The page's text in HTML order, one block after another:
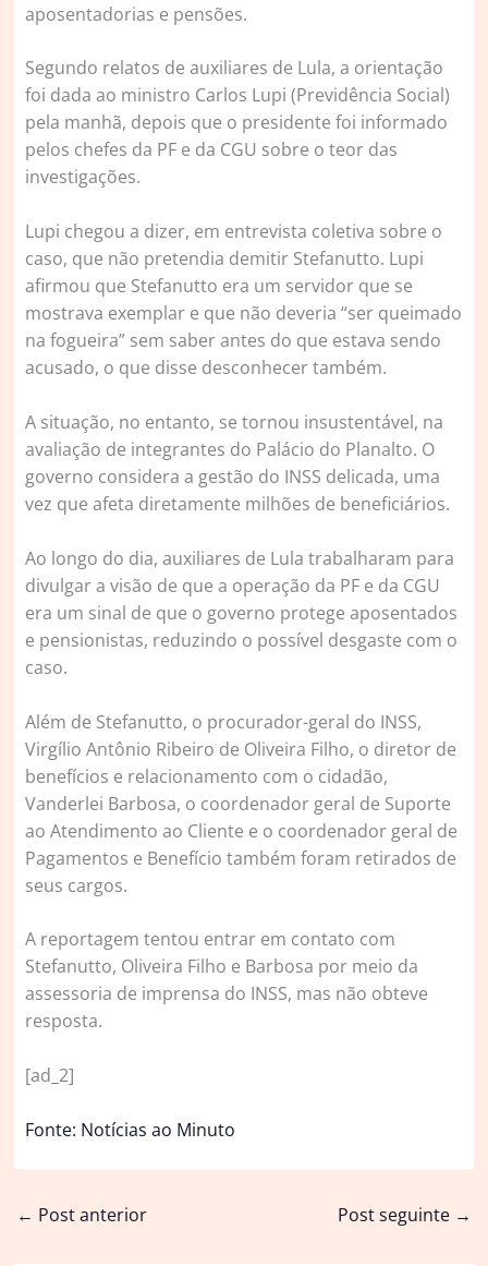
aposentadorias e pensões.
Segundo relatos de auxiliares de Lula, a orientação
foi dada ao ministro Carlos Lupi (Previdência Social)
pela manhã, depois que o presidente foi informado
pelos chefes da PF e da CGU sobre o teor das
investigações.
Lupi chegou a dizer, em entrevista coletiva sobre o
caso, que não pretendia demitir Stefanutto. Lupi
afirmou que Stefanutto era um servidor que se
mostrava exemplar e que não deveria “ser queimado
na fogueira” sem saber antes do que estava sendo
acusado, o que disse desconhecer também.
A situação, no entanto, se tornou insustentável, na
avaliação de integrantes do Palácio do Planalto. O
governo considera a gestão do INSS delicada, uma
vez que afeta diretamente milhões de beneficiários.
Ao longo do dia, auxiliares de Lula trabalharam para
divulgar a visão de que a operação da PF e da CGU
era um sinal de que o governo protege aposentados
e pensionistas, reduzindo o possível desgaste com o
caso.
Além de Stefanutto, o procurador-geral do INSS,
Virgílio Antônio Ribeiro de Oliveira Filho, o diretor de
benefícios e relacionamento com o cidadão,
Vanderlei Barbosa, o coordenador geral de Suporte
ao Atendimento ao Cliente e o coordenador geral de
Pagamentos e Benefício também foram retirados de
seus cargos.
A reportagem tentou entrar em contato com
Stefanutto, Oliveira Filho e Barbosa por meio da
assessoria de imprensa do INSS, mas não obteve
resposta.
[ad_2]
Fonte: Notícias ao Minuto
← Post anterior Post seguinte →